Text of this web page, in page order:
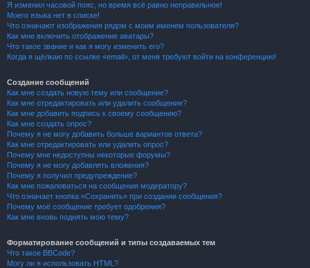
Я изменил часовой пояс, но время всё равно неправильное!
Моего языка нет в списке!
Что означают изображения рядом с моим именем пользователя?
Как мне включить отображение аватары?
Что такое звание и как я могу изменить его?
Когда я щёлкаю по ссылке «email», от меня требуют войти на конференцию!
Создание сообщений
Как мне создать новую тему или сообщение?
Как мне отредактировать или удалить сообщение?
Как мне добавить подпись к своему сообщению?
Как мне создать опрос?
Почему я не могу добавить больше вариантов ответа?
Как мне отредактировать или удалить опрос?
Почему мне недоступны некоторые форумы?
Почему я не могу добавлять вложения?
Почему я получил предупреждение?
Как мне пожаловаться на сообщения модератору?
Что означает кнопка «Сохранить» при создании сообщения?
Почему моё сообщение требует одобрения?
Как мне вновь поднять мою тему?
Форматирование сообщений и типы создаваемых тем
Что такое BBCode?
Могу ли я использовать HTML?